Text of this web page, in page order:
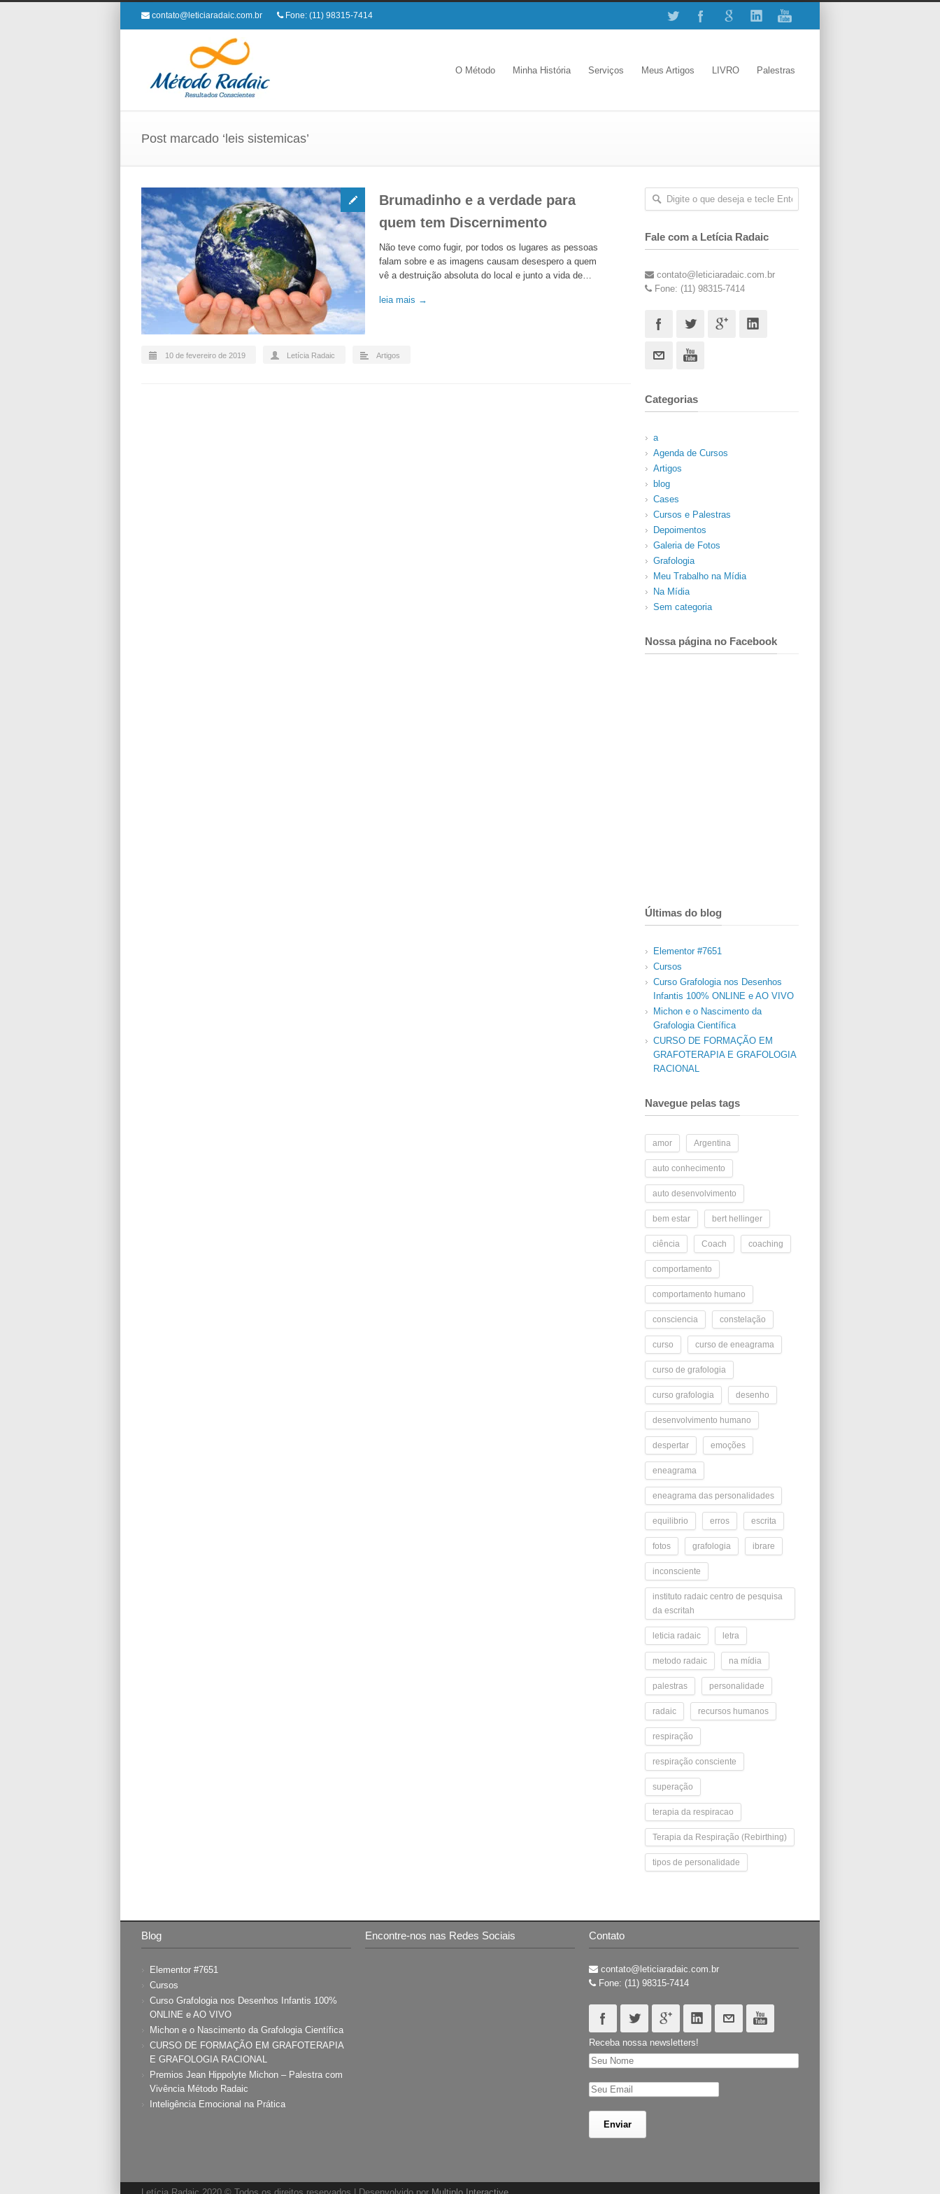
contato@leticiaradaic.com.br Fone: (11) 98315-7414
O Método Minha História Serviços Meus Artigos LIVRO Palestras
Post marcado ‘leis sistemicas’
Brumadinho e a verdade para
quem tem Discernimento
Não teve como fugir, por todos os lugares as pessoas
falam sobre e as imagens causam desespero a quem
vê a destruição absoluta do local e junto a vida de…
leia mais →
10 de fevereiro de 2019 Letícia Radaic Artigos
Fale com a Letícia Radaic
contato@leticiaradaic.com.br
Fone: (11) 98315-7414
Categorias
a
Agenda de Cursos
Artigos
blog
Cases
Cursos e Palestras
Depoimentos
Galeria de Fotos
Grafologia
Meu Trabalho na Mídia
Na Mídia
Sem categoria
Nossa página no Facebook
Últimas do blog
Elementor #7651
Cursos
Curso Grafologia nos Desenhos
Infantis 100% ONLINE e AO VIVO
Michon e o Nascimento da
Grafologia Científica
CURSO DE FORMAÇÃO EM
GRAFOTERAPIA E GRAFOLOGIA
RACIONAL
Navegue pelas tags
amor Argentina
auto conhecimento
auto desenvolvimento
bem estar bert hellinger
ciência Coach coaching
comportamento
comportamento humano
consciencia constelação
curso curso de eneagrama
curso de grafologia
curso grafologia desenho
desenvolvimento humano
despertar emoções
eneagrama
eneagrama das personalidades
equilibrio erros escrita
fotos grafologia ibrare
inconsciente
instituto radaic centro de pesquisa
da escritah
leticia radaic letra
metodo radaic na mídia
palestras personalidade
radaic recursos humanos
respiração
respiração consciente
superação
terapia da respiracao
Terapia da Respiração (Rebirthing)
tipos de personalidade
Blog
Elementor #7651
Cursos
Curso Grafologia nos Desenhos Infantis 100%
ONLINE e AO VIVO
Michon e o Nascimento da Grafologia Científica
CURSO DE FORMAÇÃO EM GRAFOTERAPIA
E GRAFOLOGIA RACIONAL
Premios Jean Hippolyte Michon – Palestra com
Vivência Método Radaic
Inteligência Emocional na Prática
Encontre-nos nas Redes Sociais Contato
contato@leticiaradaic.com.br
Fone: (11) 98315-7414
Receba nossa newsletters!